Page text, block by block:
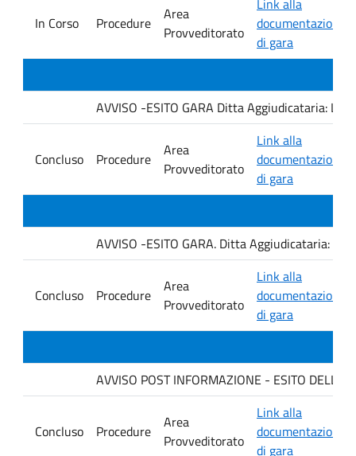
In Corso Procedure
Area
Provveditorato
documentazione
di gara
AVVISO -ESITO GARA Ditta Aggiudicataria:
Concluso Procedure
Area
Provveditorato
Link alla
documentazione
di gara
AVVISO -ESITO GARA. Ditta Aggiudicataria:
Concluso Procedure
Area
Provveditorato
Link alla
documentazione
di gara
AVVISO POST INFORMAZIONE - ESITO DELLA
Concluso Procedure
Area
Provveditorato
Link alla
documentazione
di gara